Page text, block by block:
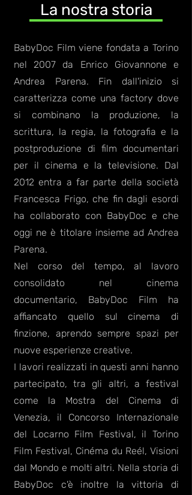
La nostra storia
BabyDoc Film viene fondata a Torino
nel 2007 da Enrico Giovannone e
Andrea Parena. Fin dall'inizio si
caratterizza come una factory dove
si combinano la produzione, la
scrittura, la regia, la fotografia e la
postproduzione di film documentari
per il cinema e la televisione. Dal
2012 entra a far parte della società
Francesca Frigo, che fin dagli esordi
ha collaborato con BabyDoc e che
oggi ne è titolare insieme ad Andrea
Parena.
Nel corso del tempo, al lavoro
consolidato nel cinema
documentario, BabyDoc Film ha
affiancato quello sul cinema di
finzione, aprendo sempre spazi per
nuove esperienze creative.
I lavori realizzati in questi anni hanno
partecipato, tra gli altri, a festival
come la Mostra del Cinema di
Venezia, il Concorso Internazionale
del Locarno Film Festival, il Torino
Film Festival, Cinéma du Reél, Visioni
dal Mondo e molti altri. Nella storia di
BabyDoc c'è inoltre la vittoria di